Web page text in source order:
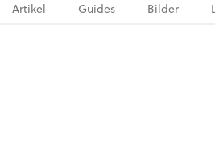
Artikel Guides Bilder